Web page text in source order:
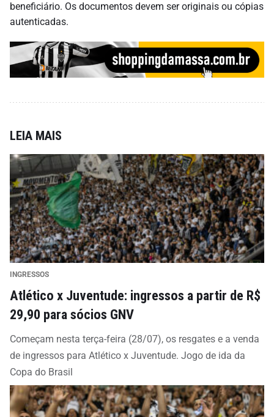
beneficiário. Os documentos devem ser originais ou cópias
autenticadas.
LEIA MAIS
INGRESSOS
Atlético x Juventude: ingressos a partir de R$
29,90 para sócios GNV
Começam nesta terça-feira (28/07), os resgates e a venda
de ingressos para Atlético x Juventude. Jogo de ida da
Copa do Brasil